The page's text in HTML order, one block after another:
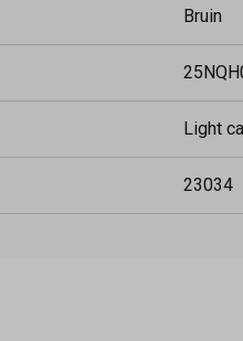
Bruin
Light
23034